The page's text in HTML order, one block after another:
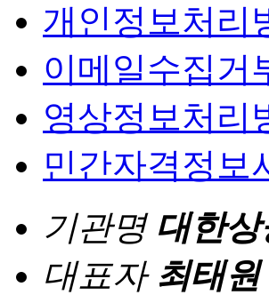
개인정보처리
이메일수집거
영상정보처리
민간자격정보
기관명 대한
대표자 최태원